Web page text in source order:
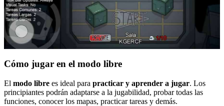
Cómo jugar en el modo libre
El modo libre es ideal para practicar y aprender a jugar. Los
principiantes podrán adaptarse a la jugabilidad, probar todas las
funciones, conocer los mapas, practicar tareas y demás.